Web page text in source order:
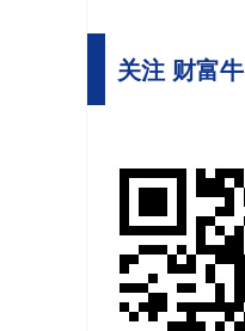
关注 财富牛